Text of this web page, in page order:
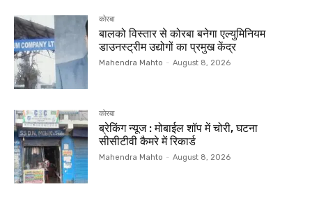
कोरबा
बालको विस्तार से कोरबा बनेगा एल्युमिनियम
डाउनस्ट्रीम उद्योगों का प्रमुख केंद्र
Mahendra Mahto - August 8, 2026
कोरबा
ब्रेकिंग न्यूज : मोबाईल शॉप में चोरी, घटना
सीसीटीवी कैमरे में रिकार्ड
Mahendra Mahto - August 8, 2026